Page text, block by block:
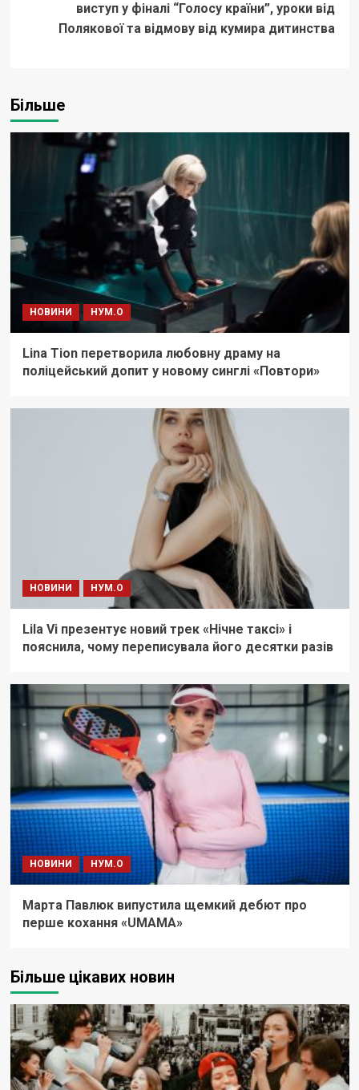
виступ у фіналі “Голосу країни”, уроки від
Полякової та відмову від кумира дитинства
Більше
НОВИНИ НУМ.О
Lina Tion перетворила любовну драму на
поліцейський допит у новому синглі «Повтори»
НОВИНИ НУМ.О
Lila Vi презентує новий трек «Нічне таксі» і
пояснила, чому переписувала його десятки разів
НОВИНИ НУМ.О
Марта Павлюк випустила щемкий дебют про
перше кохання «UМАМА»
Більше цікавих новин